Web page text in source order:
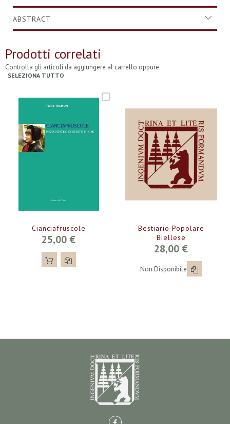
ABSTRACT
Prodotti correlati
Controlla gli articoli da aggiungere al carrello oppure
SELEZIONA TUTTO
Cianciafruscole
25,00 €
Bestiario Popolare
Biellese
28,00 €
Non Disponibile